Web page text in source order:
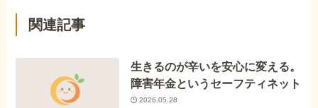
関連記事
生きるのが辛いを安心に変える。
障害年金というセーフティネット
2026.05.28